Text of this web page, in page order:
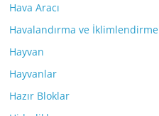
Hava Aracı
Havalandırma ve İklimlendirme
Hayvan
Hayvanlar
Hazır Bloklar